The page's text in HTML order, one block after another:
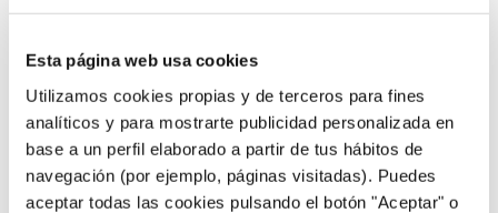
Esta página web usa cookies
Utilizamos cookies propias y de terceros para fines
analíticos y para mostrarte publicidad personalizada en
base a un perfil elaborado a partir de tus hábitos de
navegación (por ejemplo, páginas visitadas). Puedes
aceptar todas las cookies pulsando el botón "Aceptar" o
deportistas de diferentes disciplinas. Actualmente
en proyectos interesantes y entregando lo mejor de sí
Colegiada nº AO05484.